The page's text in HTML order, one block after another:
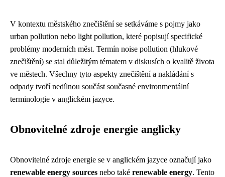
V kontextu městského znečištění se setkáváme s pojmy jako
urban pollution nebo light pollution, které popisují specifické
problémy moderních měst. Termín noise pollution (hlukové
znečištění) se stal důležitým tématem v diskusích o kvalitě života
ve městech. Všechny tyto aspekty znečištění a nakládání s
odpady tvoří nedílnou součást současné environmentální
terminologie v anglickém jazyce.
Obnovitelné zdroje energie anglicky
Obnovitelné zdroje energie se v anglickém jazyce označují jako
renewable energy sources nebo také renewable energy. Tento